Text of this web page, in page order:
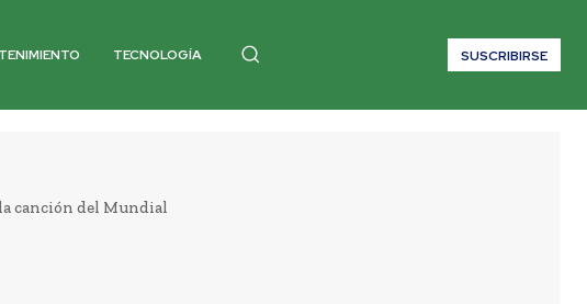
TECNOLOGÍA SUSCRIBIRSE
canción del Mundial